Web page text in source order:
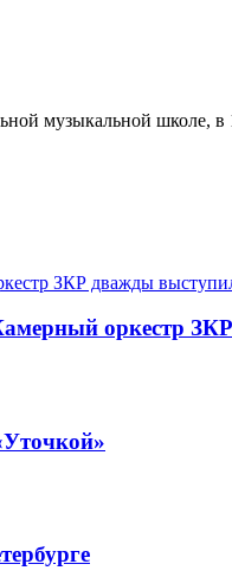
музыкальной
оркестр